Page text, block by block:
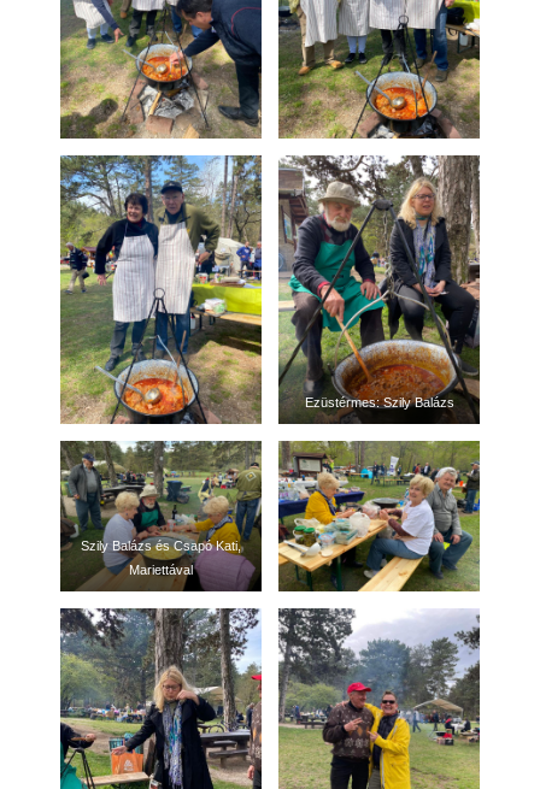
Ezüstérmes: Szily Balázs
Szily Balázs és Csapó Kati,
Mariettával